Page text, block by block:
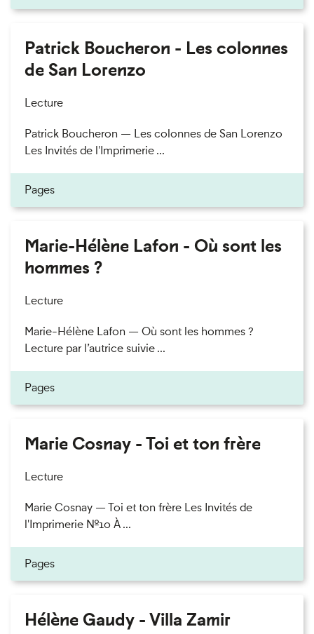
Patrick Boucheron - Les colonnes
de San Lorenzo
Lecture
Patrick Boucheron — Les colonnes de San Lorenzo
Les Invités de l'Imprimerie ...
Pages
Marie-Hélène Lafon - Où sont les
hommes ?
Lecture
Marie-Hélène Lafon — Où sont les hommes ?
Lecture par l’autrice suivie ...
Pages
Marie Cosnay - Toi et ton frère
Lecture
Marie Cosnay — Toi et ton frère Les Invités de
l'Imprimerie n°10 À ...
Pages
Hélène Gaudy - Villa Zamir